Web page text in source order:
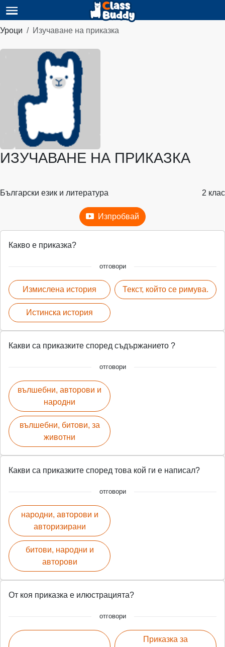
Уроци Изучаване на приказка
ИЗУЧАВАНЕ НА ПРИКАЗКА
Български език и литература 2 клас
Изпробвай
Какво е приказка?
отговори
Измислена история
Истинска история
Текст, който се римува.
Какви са приказките според съдържанието ?
отговори
вълшебни, авторови и
народни
вълшебни, битови, за
животни
Какви са приказките според това кой ги е написал?
отговори
народни, авторови и
авторизирани
битови, народни и
авторови
От коя приказка е илюстрацията?
отговори
Приказка за